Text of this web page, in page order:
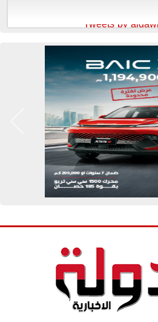
Tweets by